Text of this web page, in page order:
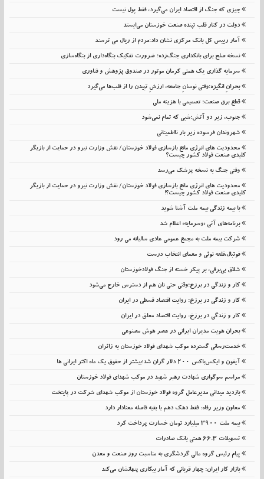
چیزی که جنگ از اقتصاد ایران می‌گیرد، فقط پول نیست
دولت در کنار قلب تپنده صنعت خوزستان می‌ایستد
آمار رییس کل بانک مرکزی نشان داد:مردم از ریال می ترسند
نسخه صلح برای بانکداری جنگ‌زده؛ ضرورت تفکیک بنگاه‌داری از بنگاه‌سازی
سرمایه گذاری یک همتی کرمان موتور در صندوق پژوهش و فناوری
بحرانِ انگیزه؛وقتی نوسانِ جامعه، ارزشِ تپیدن را از قلب‌ها می‌گیرد
قطع برق صنعت؛ تصمیمی با هزینه ملی
جنوب، زیر دو آتش؛شبی که تمام نمی‌شود
شهروندان فرسوده زیر بار نااطمینانی
محدودیت های انرژی مانع بازسازی فولاد خوزستان/ نقش وزارت نیرو در حمایت از بازیگر
کلیدی صنعت فولاد کشور چیست؟
وقتی جنگ به نسخه پزشک می‌رسد
محدودیت های انرژی مانع بازسازی فولاد خوزستان/ نقش وزارت نیرو در حمایت از بازیگر
کلیدی صنعت فولاد کشور چیست؟!
با بیمه زندگی بیمه ملت آشنا شوید
برنامه‌های آتی «وسرمایه» اعلام شد
شرکت بیمه ملت به مجمع عمومی عادی سالیانه می رود
فوتبال،قلعه نوئی و معمای انتخاب درست
شلاق‌ بی‌برقی، بر پیکر خسته‌ از جنگ فولادخوزستان
کار و زندگی در برزخ؛وقتی حتی نان هم از دسترس خارج می‌شود
کار و زندگی در برزخ؛ روایت اقتصاد قسطی در ایران
کار و زندگی در برزخ: روایت اقتصاد معلق در ایران
بحران هویت مدیران ایرانی در عصر هوش مصنوعی
خدمت‌رسانی گسترده موکب شهدای فولاد خوزستان به زائران
آیفون و ایکس‌باکس ۲۰۰ دلار گران شد؛بیشتر از حقوق یک ماه اکثر ایرانی ها
مراسم سوگواری شهادت رهبر شهید در موکب شهدای فولاد خوزستان
بازدید میدانی مدیرعامل گروه فولاد خوزستان از موکب شهدای شرکت در پایتخت
معاون وزیر رفاه: فقط دهک دهم با بقیه فاصله معنادار دارد
بیمه ملت 3900 میلیارد تومان خسارت پرداخت کرد
تسهیلات 66.3 همتی بانک صادرات
پیام رئیس گروه مالی گردشگری به مناسبت روز صنعت و معدن
بازار کار ایران؛ چهار قربانی که آمار بیکاری پنهانشان می‌کند